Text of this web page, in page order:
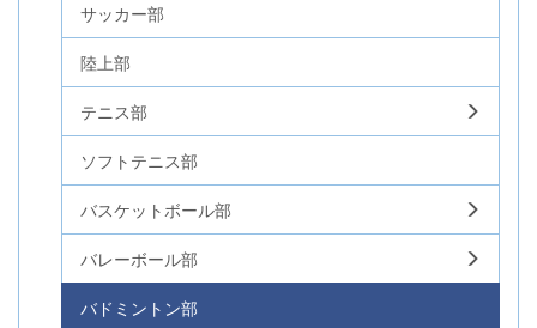
サッカー部
陸上部
テニス部
ソフトテニス部
バスケットボール部
バレーボール部
バドミントン部